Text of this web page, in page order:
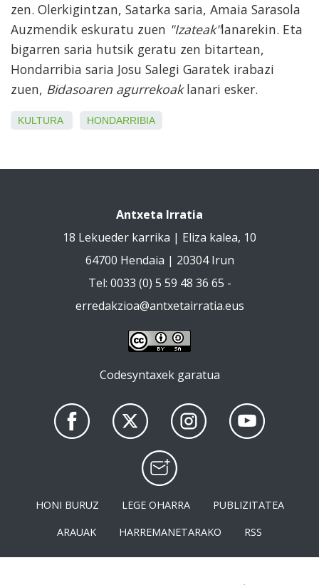
zen. Olerkigintzan, Satarka saria, Amaia Sarasola
Auzmendik eskuratu zuen "Izateak"lanarekin. Eta
bigarren saria hutsik geratu zen bitartean,
Hondarribia saria Josu Salegi Garatek irabazi
zuen, Bidasoaren agurrekoaklanari esker.
KULTURA HONDARRIBIA
Antxeta Irratia
18 Lekueder karrika | Eliza kalea, 10
64700 Hendaia | 20304 Irun
Tel: 0033 (0) 5 59 48 36 65 -
erredakzioa@antxetairratia.eus
Codesyntaxek garatua
HONI BURUZ LEGE OHARRA
PUBLIZITATEA
ARAUAK
HARREMANETARAKO RSS